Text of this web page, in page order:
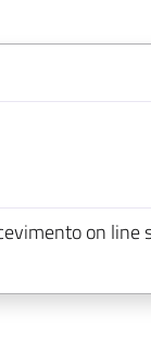
on line